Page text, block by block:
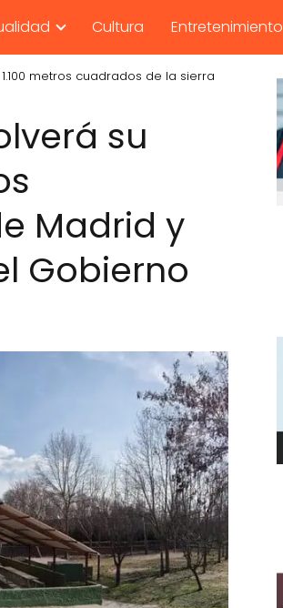
Cultura Entretenimiento
metros cuadrados de la sierra
su
Madrid y
Gobierno